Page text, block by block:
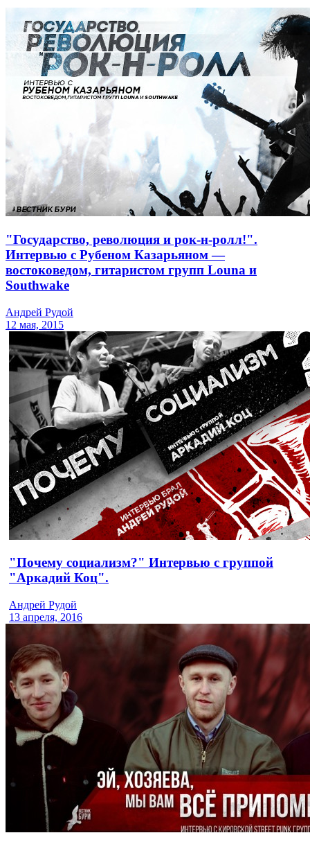
"Государство, революция и рок-н-ролл!".
Интервью с Рубеном Казарьяном —
востоковедом, гитаристом групп Louna и
Southwake
Андрей Рудой
12 мая, 2015
"Почему социализм?" Интервью с группой
"Аркадий Коц".
Андрей Рудой
13 апреля, 2016